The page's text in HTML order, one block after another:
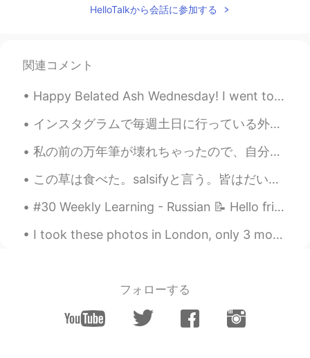
ールでドンドンドンキっては名前です
EN JP
JP EN
サーモン大好きー😋
硫酸じゃなくてりゅうさんです
ガポールにもあるんですねー
HelloTalkから会話に参加する
関連コメント
Happy Belated Ash Wednesday! I went to New York 2 days ago and wanted to share some photos 😉✨ (th...
インスタグラムで毎週土日に行っている外国語を学ぶ人達のそれぞれの勉強法を話し合うイベントをきっかけに、教科書での勉強以外にも私が普段行っている目標とする言語の国の漫画を読んだり映画を観たりという...
私の前の万年筆が壊れちゃったので、自分の誕生日のプレゼントで新しい万年筆を買った ✒️ My old fountain pen broke, so for my birthday I bough...
この草は食べた。salsifyと言う。皆はだいたい欲しくない草だね。もっと大きくなったら、植物の根が食べられる。ごぼうみたい。葉っぱも花も食べられる。花はちょっと甘い。幹は牡蠣の味があるって。そ...
#30 Weekly Learning - Russian 📝 Hello friends 😄, Welcome to my weekly learning of 🇰🇷🇯🇵🇷🇺 ❓ Ques...
I took these photos in London, only 3 months ago! I wonder how long it will be until similar scen...
フォローする